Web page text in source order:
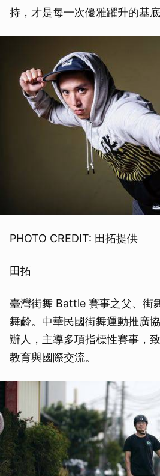
持，才是每一次優雅躍升的基底
PHOTO CREDIT: 田拓提供
田拓
臺灣街舞 Battle 賽事之父、街
舞齡。中華民國街舞運動推廣
辦人，主導多項指標性賽事，
教育與國際交流。